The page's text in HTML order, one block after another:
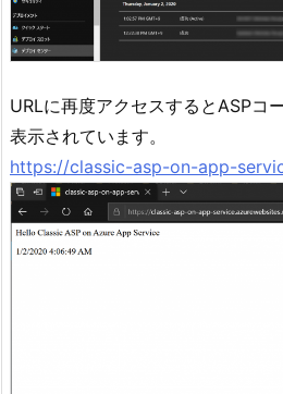
URLに再度アクセスするとASPコ
表示されています。
https://classic-asp-on-app-